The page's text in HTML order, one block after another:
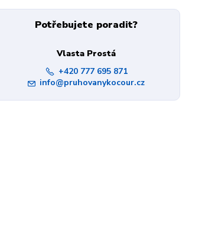
Potřebujete poradit?
Vlasta Prostá
+420 777 695 871
info@pruhovanykocour.cz